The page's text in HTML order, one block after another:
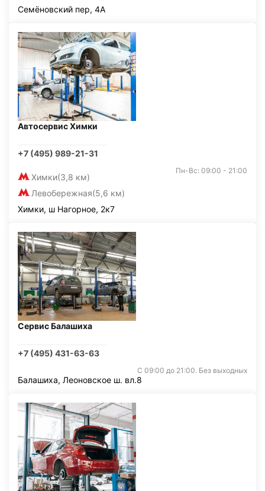
Семёновский пер, 4А
Автосервис Химки
+7 (495) 989-21-31
Химки(3,8 км)
Левобережная(5,6 км)
Пн-Вс: 09:00 - 21:00
Химки, ш Нагорное, 2к7
Сервис Балашиха
+7 (495) 431-63-63
С 09:00 до 21:00. Без выходных
Балашиха, Леоновское ш. вл.8